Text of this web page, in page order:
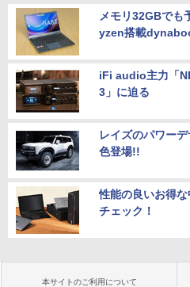
メモリ32GBでも
yzen搭載
iFi audio主力「
3」に迫る
レイズのパワー
色登場!!
性能の良いお得
チェック！
本サイトのご利用について